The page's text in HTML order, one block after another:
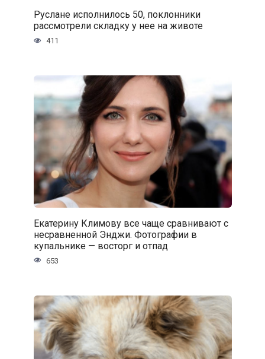
Руслане исполнилось 50, поклонники
рассмотрели складку у нее на животе
411
Екатерину Климову все чаще сравнивают с
несравненной Энджи. Фотографии в
купальнике — восторг и отпад
653